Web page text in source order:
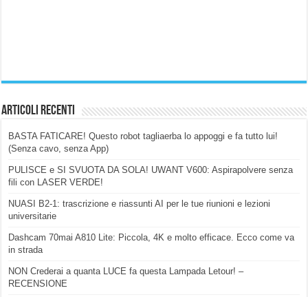
Articoli Recenti
BASTA FATICARE! Questo robot tagliaerba lo appoggi e fa tutto lui!
(Senza cavo, senza App)
PULISCE e SI SVUOTA DA SOLA! UWANT V600: Aspirapolvere senza
fili con LASER VERDE!
NUASI B2-1: trascrizione e riassunti AI per le tue riunioni e lezioni
universitarie
Dashcam 70mai A810 Lite: Piccola, 4K e molto efficace. Ecco come va
in strada
NON Crederai a quanta LUCE fa questa Lampada Letour! –
RECENSIONE